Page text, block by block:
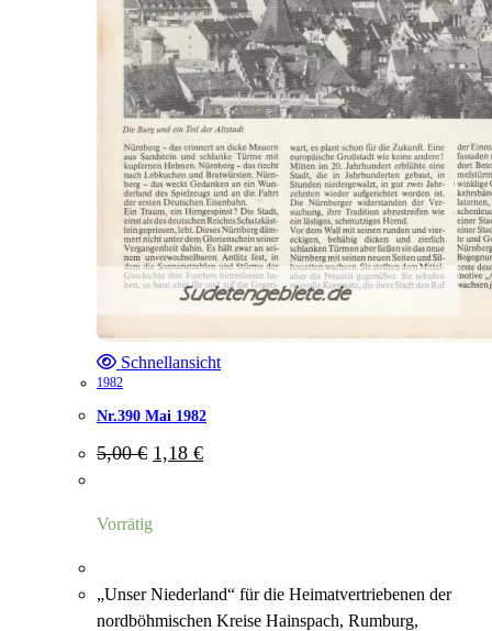
Schnellansicht
1982
Nr.390 Mai 1982
5,00€ Ursprünglicher
Preis
1,18 €Aktueller
Preis
Vorrätig
„Unser Niederland“ für die Heimatvertriebenen der
nordböhmischen Kreise Hainspach, Rumburg,